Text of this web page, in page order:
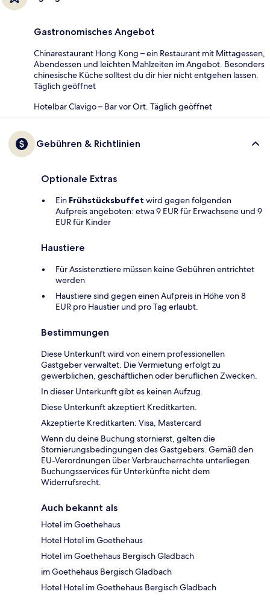
Gastronomisches Angebot
Chinarestaurant Hong Kong – ein Restaurant mit Mittagessen,
Abendessen und leichten Mahlzeiten im Angebot. Besonders
chinesische Küche solltest du dir hier nicht entgehen lassen.
Täglich geöffnet
Hotelbar Clavigo – Bar vor Ort. Täglich geöffnet
Gebühren & Richtlinien
Optionale Extras
Ein Frühstücksbuffet wird gegen folgenden
Aufpreis angeboten: etwa 9 EUR für Erwachsene und 9
EUR für Kinder
Haustiere
Für Assistenztiere müssen keine Gebühren entrichtet
werden
Haustiere sind gegen einen Aufpreis in Höhe von 8
EUR pro Haustier und pro Tag erlaubt.
Bestimmungen
Diese Unterkunft wird von einem professionellen
Gastgeber verwaltet. Die Vermietung erfolgt zu
gewerblichen, geschäftlichen oder beruflichen Zwecken.
In dieser Unterkunft gibt es keinen Aufzug.
Diese Unterkunft akzeptiert Kreditkarten.
Akzeptierte Kreditkarten: Visa, Mastercard
Wenn du deine Buchung stornierst, gelten die
Stornierungsbedingungen des Gastgebers. Gemäß den
EU-Verordnungen über Verbraucherrechte unterliegen
Buchungsservices für Unterkünfte nicht dem
Widerrufsrecht.
Auch bekannt als
Hotel im Goethehaus
Hotel Hotel im Goethehaus
Hotel im Goethehaus Bergisch Gladbach
im Goethehaus Bergisch Gladbach
Hotel Hotel im Goethehaus Bergisch Gladbach